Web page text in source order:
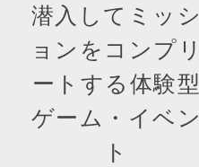
潜入してミッシ
ョンをコンプリ
ートする体験型
ゲーム・イベン
ト